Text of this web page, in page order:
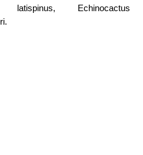
latispinus, Echinocactus